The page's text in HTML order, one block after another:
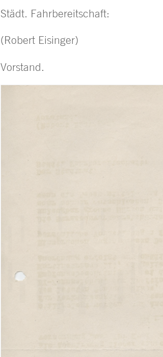
Städt. Fahrbereitschaft:
(Robert Eisinger)
Vorstand.